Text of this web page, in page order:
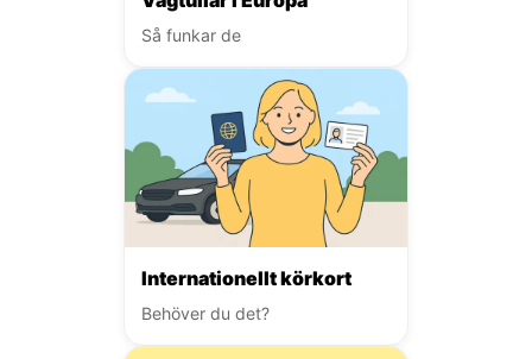
Så funkar de
Internationellt körkort
Behöver du det?